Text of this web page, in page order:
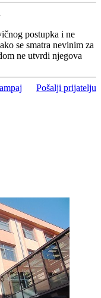
postupka i ne
se smatra nevinim za
ne utvrdi njegova
Pošalji prijatelju